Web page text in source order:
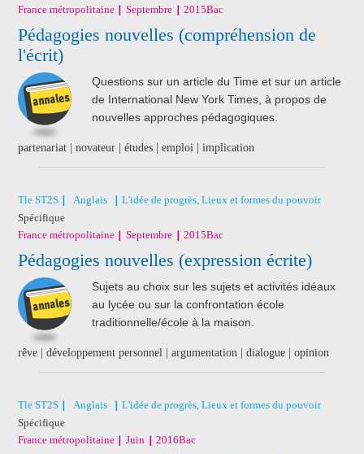
J'ai acheté un livre
de révision
France métropolitaine
Septembre 2015Bac
Pédagogies nouvelles (compréhension de
l'écrit)
Questions sur un article du Time et sur un article
de International New York Times, à propos de
nouvelles approches pédagogiques.
partenariat | novateur | études | emploi | implication
Tle ST2S Anglais
L'idée de progrès, Lieux et formes du pouvoir
Spécifique
France métropolitaine
Septembre 2015Bac
Pédagogies nouvelles (expression écrite)
Sujets au choix sur les sujets et activités idéaux
au lycée ou sur la confrontation école
traditionnelle/école à la maison.
rêve | développement personnel | argumentation | dialogue | opinion
Tle ST2S Anglais
L'idée de progrès, Lieux et formes du pouvoir
Spécifique
France métropolitaine
Juin 2016Bac